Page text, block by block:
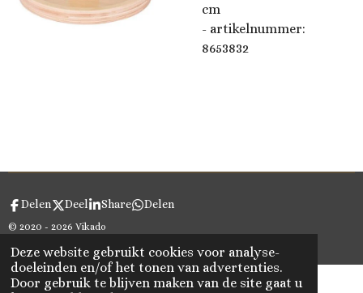
Deze website gebruikt cookies voor analyse-
doeleinden en/of het tonen van advertenties.
Door gebruik te blijven maken van de site gaat u
cm
- artikelnummer:
8653832
Delen Deel Share Delen
© 2020 - 2026 Vikado